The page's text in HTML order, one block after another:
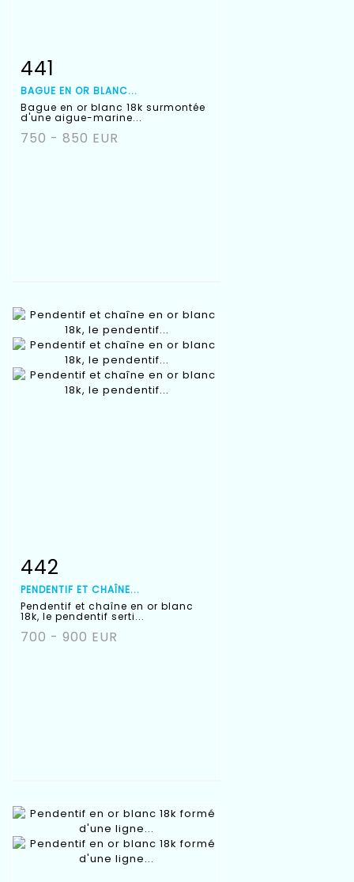
Fiche détaillée
441
BAGUE EN OR BLANC...
Bague en or blanc 18k surmontée
d'une aigue-marine...
750 - 850 EUR
Fiche détaillée
442
PENDENTIF ET CHAÎNE...
Pendentif et chaîne en or blanc
18k, le pendentif serti...
700 - 900 EUR